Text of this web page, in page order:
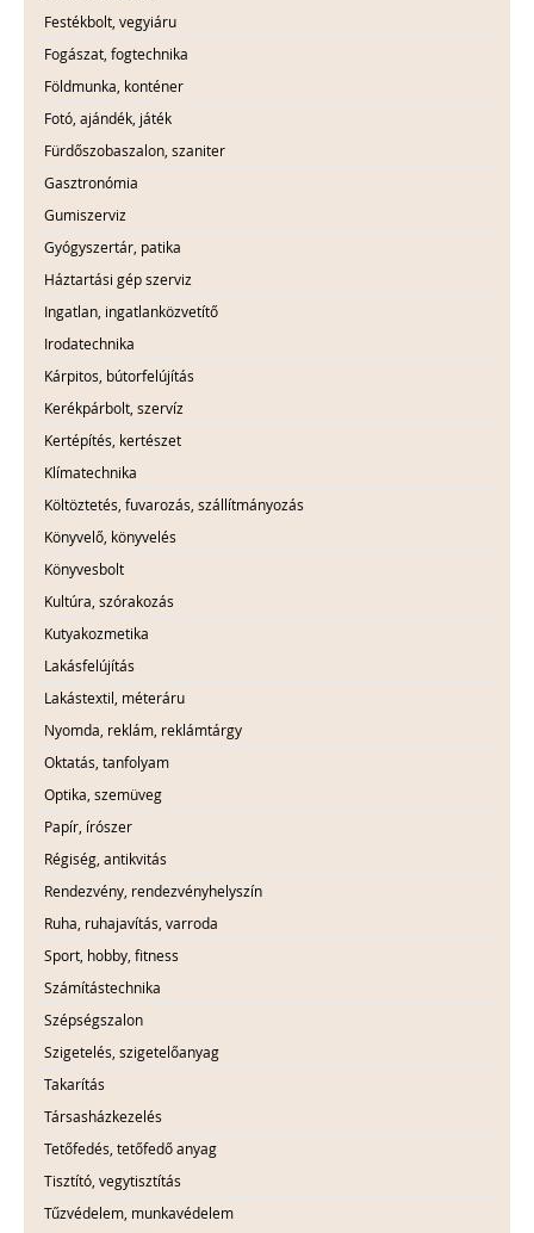
Festékbolt, vegyiáru
Fogászat, fogtechnika
Földmunka, konténer
Fotó, ajándék, játék
Fürdőszobaszalon, szaniter
Gasztronómia
Gumiszerviz
Gyógyszertár, patika
Háztartási gép szerviz
Ingatlan, ingatlanközvetítő
Irodatechnika
Kárpitos, bútorfelújítás
Kerékpárbolt, szervíz
Kertépítés, kertészet
Klímatechnika
Költöztetés, fuvarozás, szállítmányozás
Könyvelő, könyvelés
Könyvesbolt
Kultúra, szórakozás
Kutyakozmetika
Lakásfelújítás
Lakástextil, méteráru
Nyomda, reklám, reklámtárgy
Oktatás, tanfolyam
Optika, szemüveg
Papír, írószer
Régiség, antikvitás
Rendezvény, rendezvényhelyszín
Ruha, ruhajavítás, varroda
Sport, hobby, fitness
Számítástechnika
Szépségszalon
Szigetelés, szigetelőanyag
Takarítás
Társasházkezelés
Tetőfedés, tetőfedő anyag
Tisztító, vegytisztítás
Tűzvédelem, munkavédelem